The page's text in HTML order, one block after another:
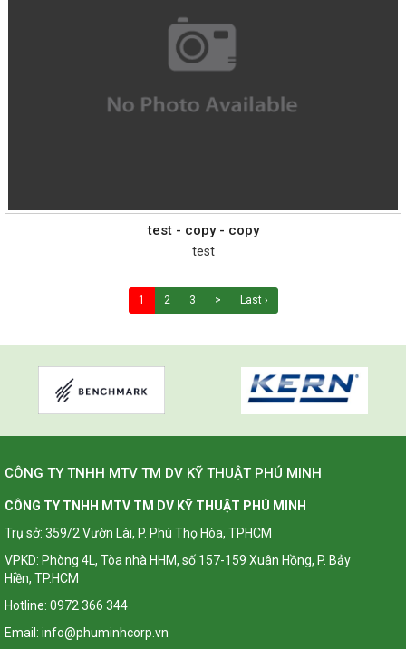
test - copy - copy
test
1 2 3 > Last ›
CÔNG TY TNHH MTV TM DV KỸ THUẬT PHÚ MINH
CÔNG TY TNHH MTV TM DV KỸ THUẬT PHÚ MINH
Trụ sở: 359/2 Vườn Lài, P. Phú Thọ Hòa, TPHCM
VPKD: Phòng 4L, Tòa nhà HHM, số 157-159 Xuân Hồng, P. Bảy
Hiền, TP.HCM
Hotline: 0972 366 344
Email: info@phuminhcorp.vn